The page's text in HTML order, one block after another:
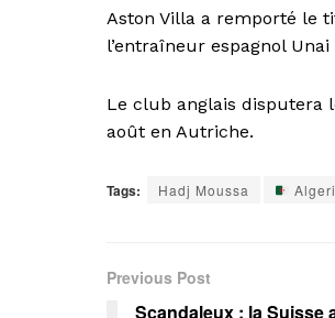
Aston Villa a remporté le
l’entraîneur espagnol Unai
Le club anglais disputera
août en Autriche.
Tags: Hadj Moussa
Previous Post
Scandaleux : la Suisse